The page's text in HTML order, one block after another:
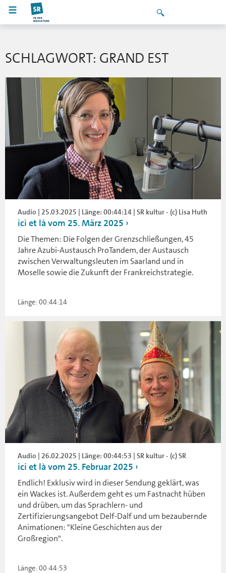
SCHLAGWORT: GRAND EST
Audio | 25.03.2025 | Länge: 00:44:14 | SR kultur - (c) Lisa Huth
ici et là vom 25. März 2025
Die Themen: Die Folgen der Grenzschließungen, 45
Jahre Azubi-Austausch ProTandem, der Austausch
zwischen Verwaltungsleuten im Saarland und in
Moselle sowie die Zukunft der Frankreichstrategie.
Länge: 00:44:14
Audio | 26.02.2025 | Länge: 00:44:53 | SR kultur - (c) SR
ici et là vom 25. Februar 2025
Endlich! Exklusiv wird in dieser Sendung geklärt, was
ein Wackes ist. Außerdem geht es um Fastnacht hüben
und drüben, um das Sprachlern- und
Zertifizierungsangebot Delf-Dalf und um bezaubernde
Animationen: "Kleine Geschichten aus der
Großregion".
Länge: 00:44:53